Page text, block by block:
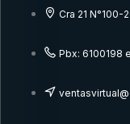
Cra 21
Pbx: 6100198